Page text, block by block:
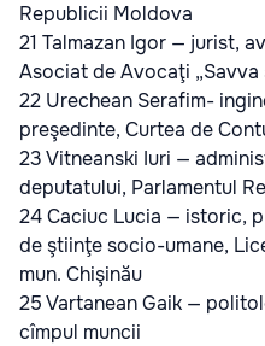
Republicii Moldova
21 Talmazan Igor — jurist,
Asociat de Avocaţi „Savva
22 Urechean Serafim-
preşedinte, Curtea de
23 Vitneanski Iuri —
deputatului, Parlamentul
24 Caciuc Lucia — istoric,
de ştiinţe socio-umane,
mun. Chişinău
25 Vartanean Gaik —
cîmpul muncii